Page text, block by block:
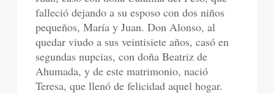
falleció dejando a su esposo con dos niños
pequeños, María y Juan. Don Alonso, al
quedar viudo a sus veintisiete años, casó en
segundas nupcias, con doña Beatriz de
Ahumada, y de este matrimonio, nació
Teresa, que llenó de felicidad aquel hogar.